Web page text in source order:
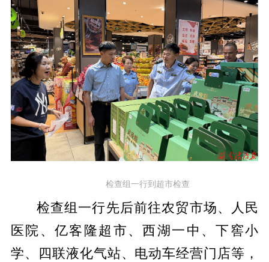
检查组一行到超市检查
检查组一行先后前往农贸市场、人民
医院、亿客隆超市、西湖一中、下窖小
学、四联液化气站、电动车经营门店等，